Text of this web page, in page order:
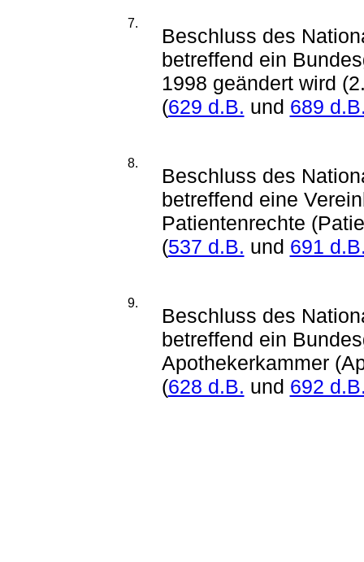
7.
Beschluss des
betreffend ein
1998 geändert wird
(629 d.B. und 689
8.
Beschluss des
betreffend eine
Patientenrechte
(537 d.B. und 691
9.
Beschluss des
betreffend ein
Apothekerkammer
(628 d.B. und 692